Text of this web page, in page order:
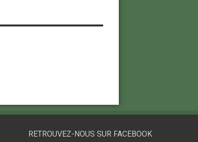
RETROUVEZ-NOUS SUR FACEBOOK